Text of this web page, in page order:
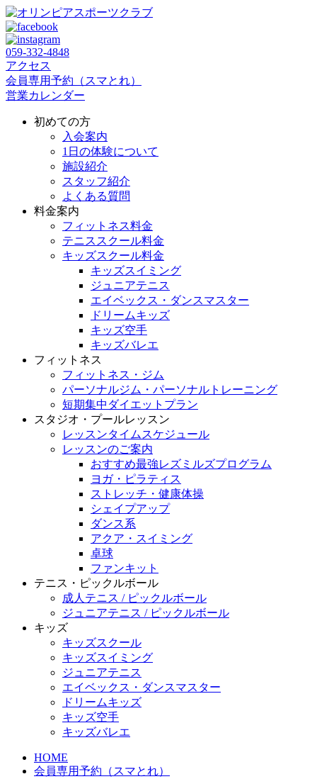
059‐332‐4848
アクセス
会員専用予約（スマとれ）
営業カレンダー
初めての方
入会案内
1日の体験について
施設紹介
スタッフ紹介
よくある質問
料金案内
フィットネス料金
テニススクール料金
キッズスクール料金
キッズスイミング
ジュニアテニス
エイベックス・ダンスマスター
ドリームキッズ
キッズ空手
キッズバレエ
フィットネス
フィットネス・ジム
パーソナルジム・パーソナルトレーニング
短期集中ダイエットプラン
スタジオ・プールレッスン
レッスンタイムスケジュール
レッスンのご案内
おすすめ最強レズミルズプログラム
ヨガ・ピラティス
ストレッチ・健康体操
シェイプアップ
ダンス系
アクア・スイミング
卓球
ファンキット
テニス・ピックルボール
成人テニス / ピックルボール
ジュニアテニス / ピックルボール
キッズ
キッズスクール
キッズスイミング
ジュニアテニス
エイベックス・ダンスマスター
ドリームキッズ
キッズ空手
キッズバレエ
HOME
会員専用予約（スマとれ）